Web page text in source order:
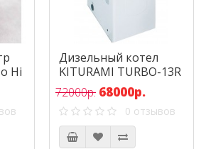
Hi
Дизельный котел
KITURAMI TURBO-13R
(15,1 кВт)
72000р. 68000р.
0 отзывов